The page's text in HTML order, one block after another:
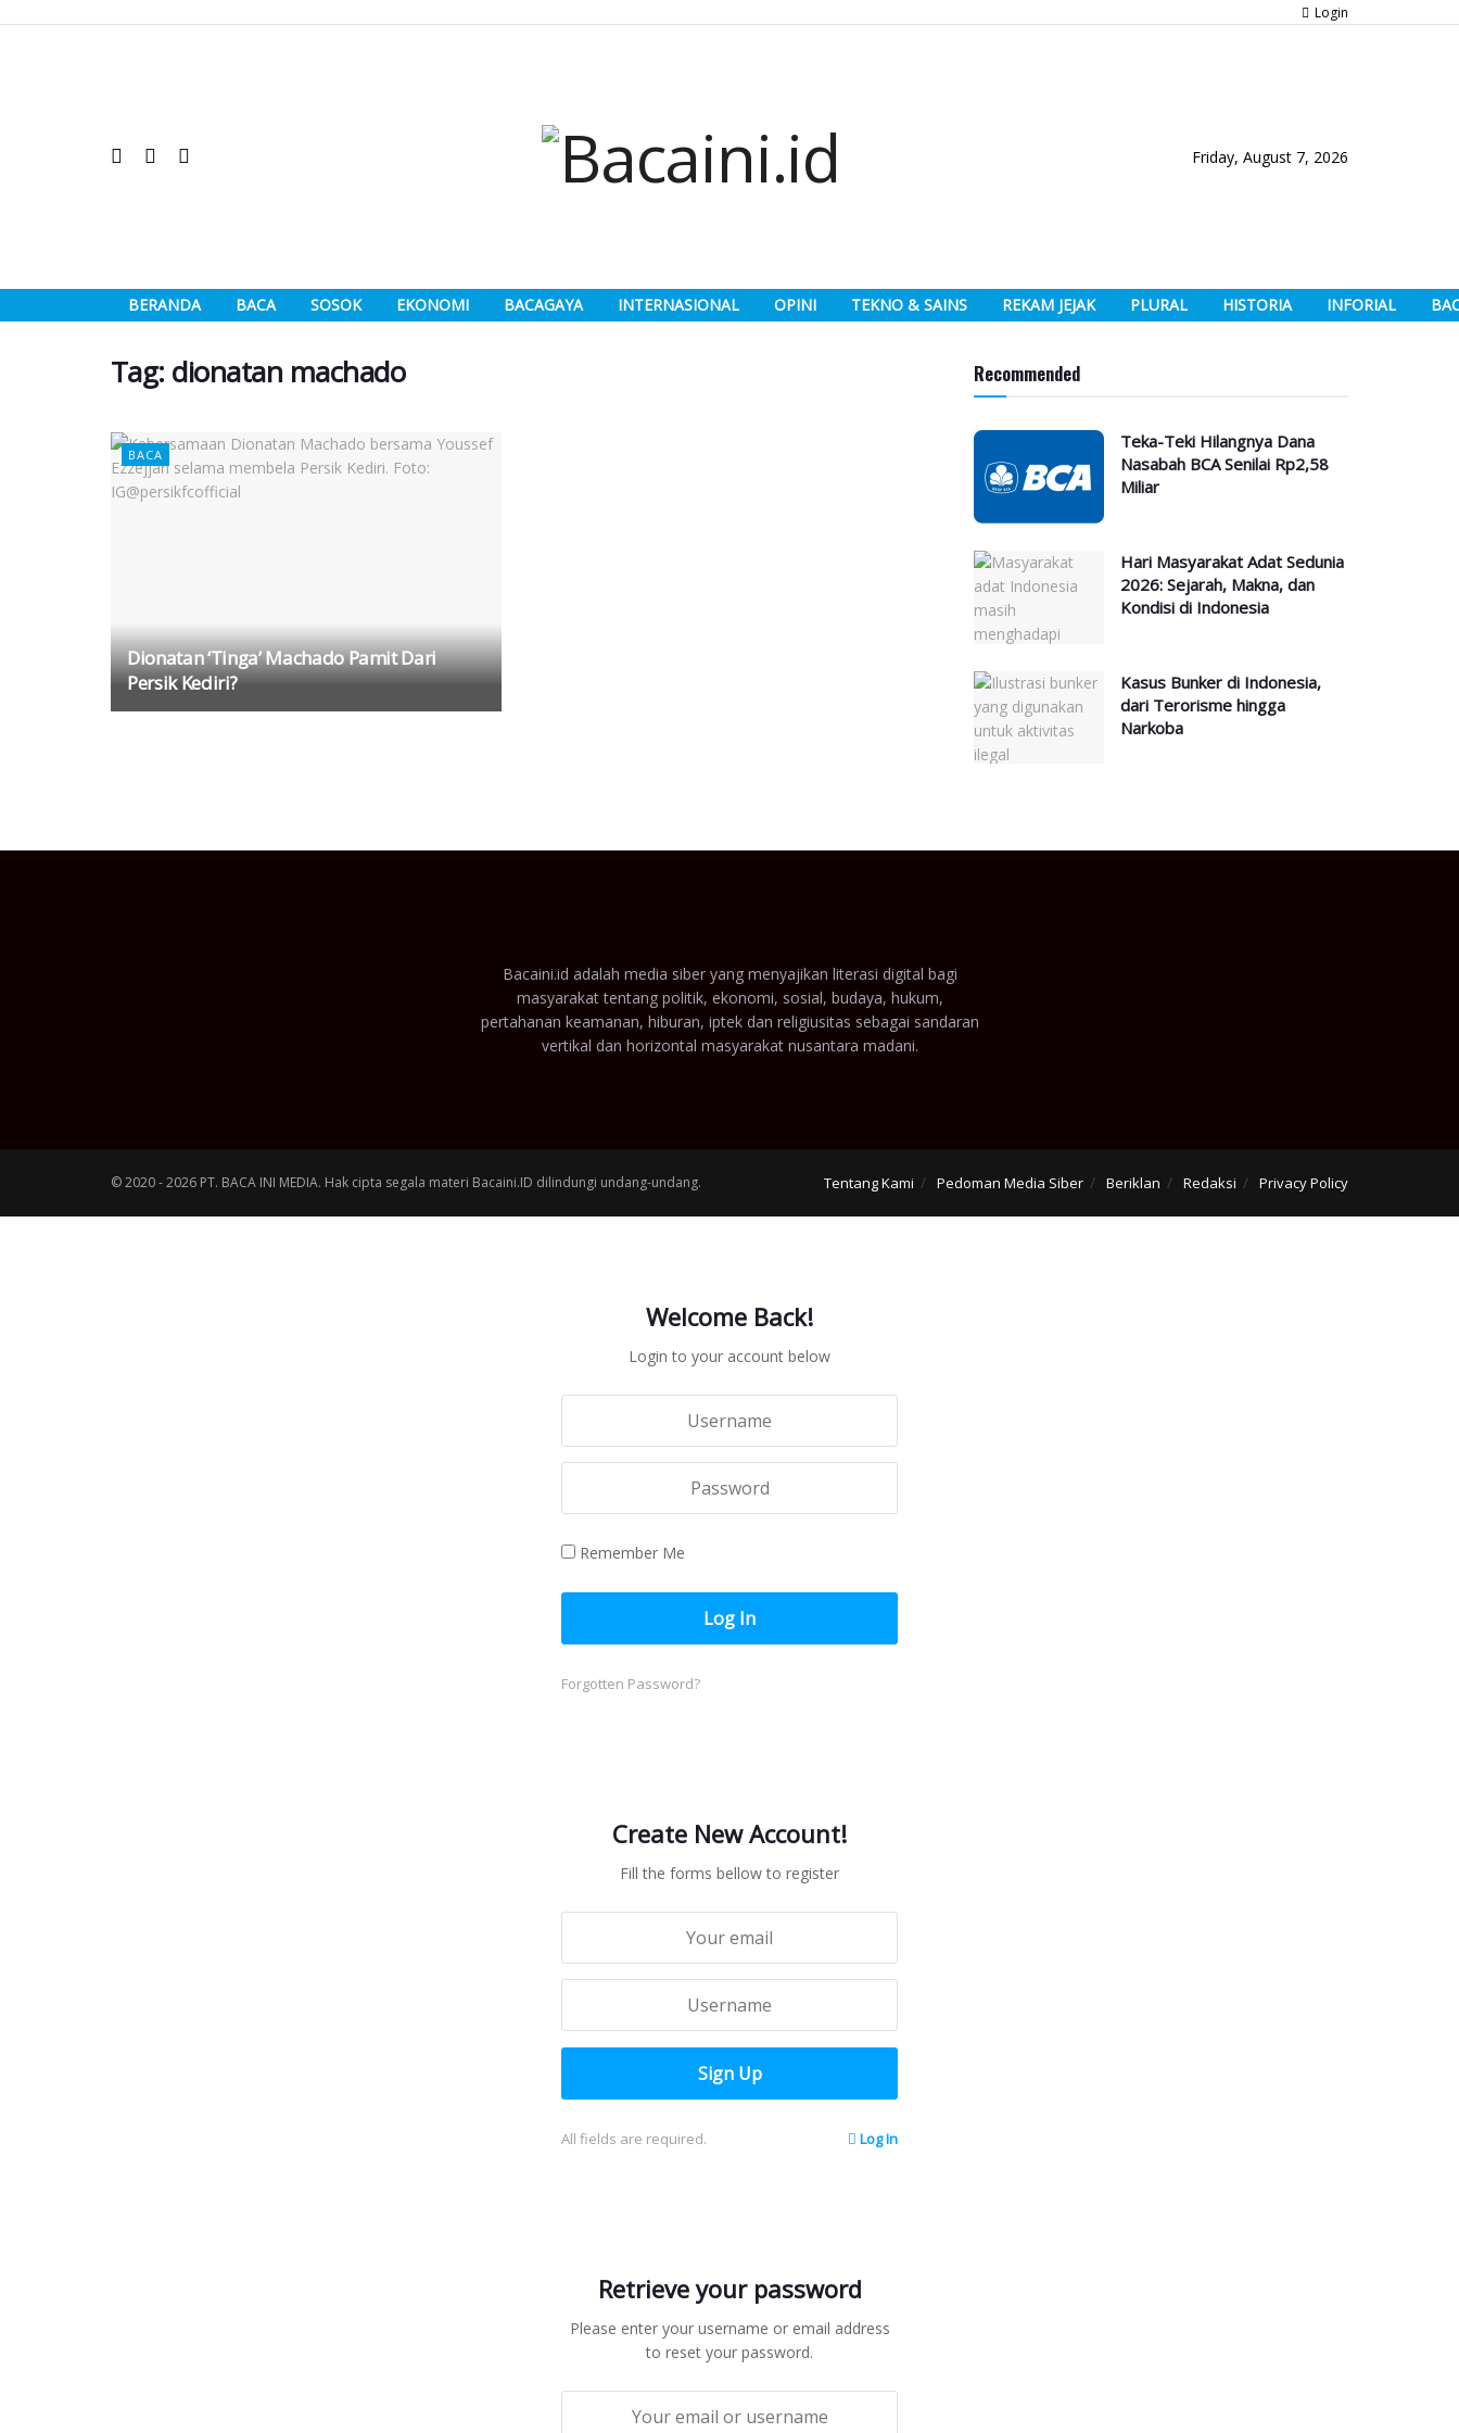
Login
Friday, August 7, 2026
BERANDA BACA SOSOK EKONOMI BACAGAYA INTERNASIONAL OPINI TEKNO & SAINS REKAM JEJAK PLURAL HISTORIA INFORIAL
Tag: dionatan machado
BACA
Dionatan ‘Tinga’ Machado Pamit Dari
Persik Kediri?
Recommended
Teka-Teki Hilangnya Dana
Nasabah BCA Senilai Rp2,58
Miliar
Hari Masyarakat Adat Sedunia
2026: Sejarah, Makna, dan
Kondisi di Indonesia
Kasus Bunker di Indonesia,
dari Terorisme hingga
Narkoba
Bacaini.id adalah media siber yang menyajikan literasi digital bagi
masyarakat tentang politik, ekonomi, sosial, budaya, hukum,
pertahanan keamanan, hiburan, iptek dan religiusitas sebagai sandaran
vertikal dan horizontal masyarakat nusantara madani.
Tentang Kami Pedoman Media Siber Beriklan Redaksi Privacy Policy
© 2020 - 2026 PT. BACA INI MEDIA. Hak cipta segala materi Bacaini.ID dilindungi undang-undang.
Welcome Back!
Login to your account below
Remember Me
Forgotten Password?
Create New Account!
Fill the forms bellow to register
All fields are required. Log In
Retrieve your password
Please enter your username or email address
to reset your password.